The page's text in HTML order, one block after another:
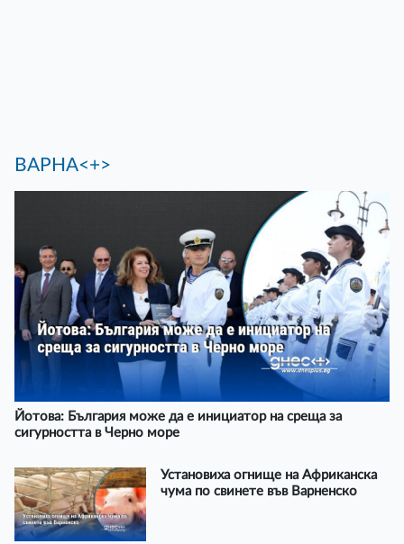
ВАРНА<+>
Йотова: България може да е инициатор на среща за
сигурността в Черно море
Установиха огнище на Африканска
чума по свинете във Варненско